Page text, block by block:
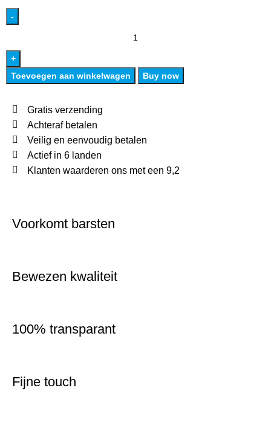
Toevoegen aan winkelwagen Buy now
Gratis verzending
Achteraf betalen
Veilig en eenvoudig betalen
Actief in 6 landen
Klanten waarderen ons met een 9,2
Voorkomt barsten
Bewezen kwaliteit
100% transparant
Fijne touch